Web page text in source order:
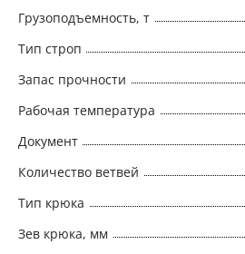
Грузоподъемность, т
Тип строп
Запас прочности
Рабочая температура
Документ
Количество ветвей
Тип крюка
Зев крюка, мм